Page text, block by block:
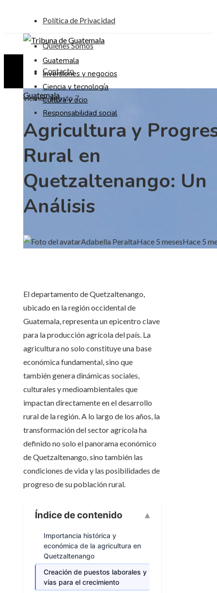
Política de Privacidad
Quiénes Somos
Contacto
viernes, agosto 7
Guatemala
Inversiones y negocios
Ciencia y tecnología
Cultura y ocio
Responsabilidad social
Guatemala
Agricultura y
Rural en
Quetzaltenango: Un
Análisis
Adabella PeraltaHace 5 mesesHace 5
El departamento de Quetzaltenango,
ubicado en la región occidental de
Guatemala, representa un epicentro clave
para la producción agrícola del país. La
agricultura no solo constituye una base
económica fundamental, sino que
también genera dinámicas sociales,
culturales y medioambientales que
impactan directamente en el desarrollo
rural de la región. A lo largo de los años, la
transformación del sector agrícola ha
definido no solo el panorama económico
de Quetzaltenango, sino también las
condiciones de vida y las posibilidades de
progreso de su población rural.
Índice de contenido
Importancia histórica y
económica de la agricultura en
Quetzaltenango
Creación de puestos laborales y
vías para el crecimiento